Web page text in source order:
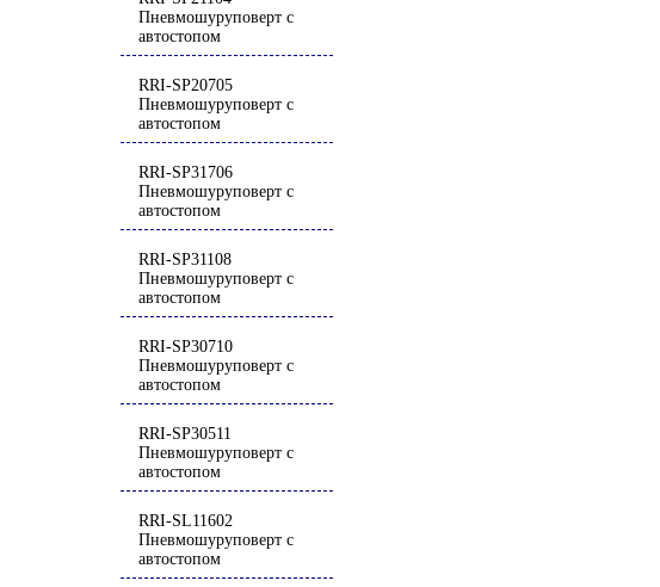
Пневмошуруповерт с
автостопом
RRI-SP20705
Пневмошуруповерт с
автостопом
RRI-SP31706
Пневмошуруповерт с
автостопом
RRI-SP31108
Пневмошуруповерт с
автостопом
RRI-SP30710
Пневмошуруповерт с
автостопом
RRI-SP30511
Пневмошуруповерт с
автостопом
RRI-SL11602
Пневмошуруповерт с
автостопом